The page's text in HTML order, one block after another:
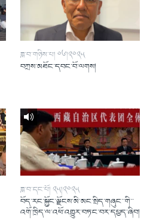
ཟླ་བ་གཉིས་པ། ༠༦།༢༠༢༥
བཀྲས་མཐོང་དབང་བོ་ལགས།
ཟླ་བ་དང་པོ། ༢༥།༢༠༢༥
བོད་རང་སྐྱོང་ལྗོངས་མི་མང་སྲིད་གཞུང་་གི་་
འགོ་ཁྲིད་ལ་འཕོ་འགྱུར་བཏང་བར་དཔྱད་ཞིབ།